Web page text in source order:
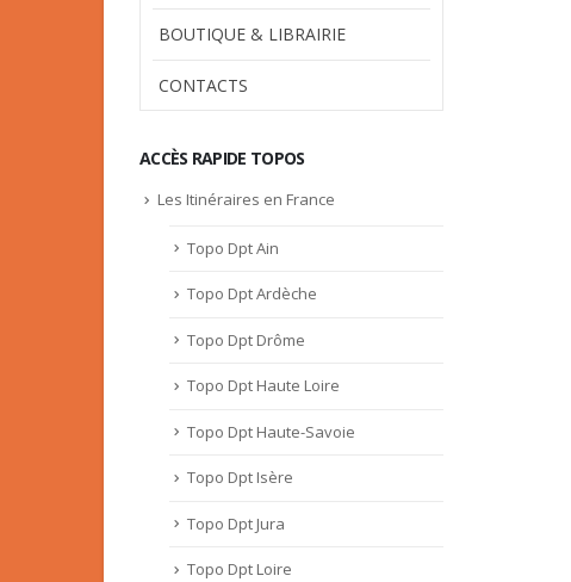
BOUTIQUE & LIBRAIRIE
CONTACTS
ACCÈS RAPIDE TOPOS
Les Itinéraires en France
Topo Dpt Ain
Topo Dpt Ardèche
Topo Dpt Drôme
Topo Dpt Haute Loire
Topo Dpt Haute-Savoie
Topo Dpt Isère
Topo Dpt Jura
Topo Dpt Loire